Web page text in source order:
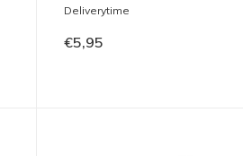
Deliverytime
€5,95